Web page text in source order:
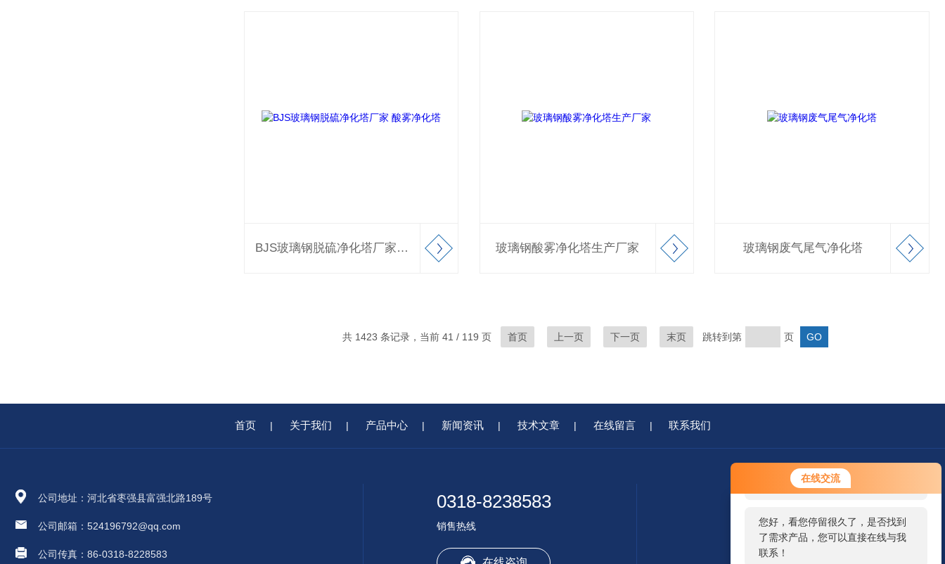
在线交流
您好！欢迎前来咨询，很高兴为您
服务，请问您要咨询什么问题呢？
您好，看您停留很久了，是否找到
了需求产品，您可以直接在线与我
联系！
BJS玻璃钢脱硫净化塔厂家 酸雾净化塔 玻璃钢酸雾净化塔生产厂家 玻璃钢废气尾气净化塔
共 1423 条记录，当前 41 / 119 页 首页 上一页 下一页 末页 跳转到第 页
首页 | 关于我们 | 产品中心 | 新闻资讯 | 技术文章 | 在线留言 | 联系我们
公司地址：河北省枣强县富强北路189号
公司邮箱：524196792@qq.com
公司传真：86-0318-8228583
0318-8238583
销售热线